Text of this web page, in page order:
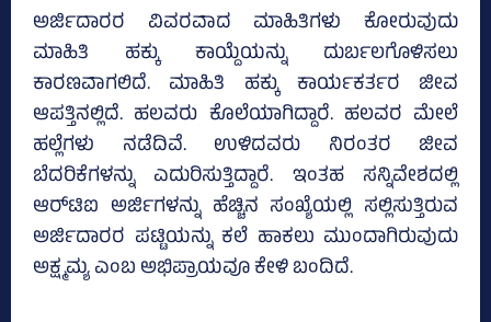
ಅರ್ಜಿದಾರರ ವಿವರವಾದ ಮಾಹಿತಿಗಳು ಕೋರುವುದು
ಮಾಹಿತಿ ಹಕ್ಕು ಕಾಯ್ದೆಯನ್ನು ದುರ್ಬಲಗೊಳಿಸಲು
ಕಾರಣವಾಗಲಿದೆ. ಮಾಹಿತಿ ಹಕ್ಕು ಕಾರ್ಯಕರ್ತರ ಜೀವ
ಆಪತ್ತಿನಲ್ಲಿದೆ. ಹಲವರು ಕೊಲೆಯಾಗಿದ್ದಾರೆ. ಹಲವರ ಮೇಲೆ
ಹಲ್ಲೆಗಳು ನಡೆದಿವೆ. ಉಳಿದವರು ನಿರಂತರ ಜೀವ
ಬೆದರಿಕೆಗಳನ್ನು ಎದುರಿಸುತ್ತಿದ್ದಾರೆ. ಇಂತಹ ಸನ್ನಿವೇಶದಲ್ಲಿ
ಆರ್‌ಟಿಐ ಅರ್ಜಿಗಳನ್ನು ಹೆಚ್ಚಿನ ಸಂಖ್ಯೆಯಲ್ಲಿ ಸಲ್ಲಿಸುತ್ತಿರುವ
ಅರ್ಜಿದಾರರ ಪಟ್ಟಿಯನ್ನು ಕಲೆ ಹಾಕಲು ಮುಂದಾಗಿರುವುದು
ಅಕ್ಷ್ಮಮ್ಯ ಎಂಬ ಅಭಿಪ್ರಾಯವೂ ಕೇಳಿ ಬಂದಿದೆ.